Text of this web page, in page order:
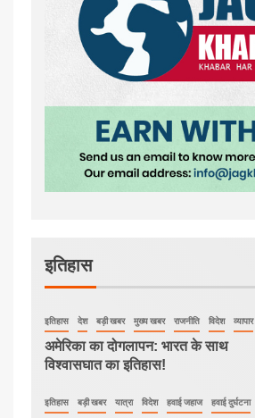
इतिहास
इतिहास देश बड़ी खबर मुख्य खबर राजनीति विदेश व्यापार
अमेरिका का दोगलापन: भारत के साथ
विश्वासघात का इतिहास!
इतिहास बड़ी खबर यात्रा विदेश हवाई जहाज हवाई दुर्घटना